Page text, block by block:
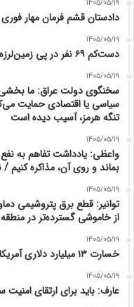
1405/05/19
دادستان قشم فرمان مهار
1405/05/19
دست‌کم ۶۹ نفر در پی زمین‌لرزه شدید در کلمبیا جان باختند
1405/05/19
سخنگوی دولت عراق: ما بخشی
سیاسی یا اقتصادی حمایت
تنگه هرمز، آسیب دیده است
1405/05/19
واعظی: یادداشت تفاهم به نفع
بماند و روی آن، مذاکره کنیم /
1405/05/19
توانیر: قطع برق پتروشیمی
از خاموشی گسترده‌تر در
1405/05/19
خسارت ۱۳ میلیارد دلاری آمریکا در جنگ علیه ایران
1405/05/19
عارف: باید برای ارتقای امنیت